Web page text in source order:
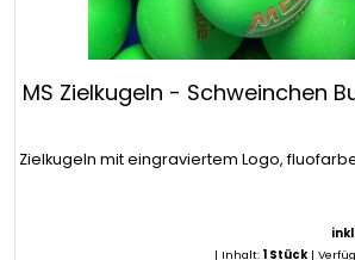
MS Zielkugeln - Schweinchen
Zielkugeln mit eingraviertem Logo,
| Inhalt:1 Stück |